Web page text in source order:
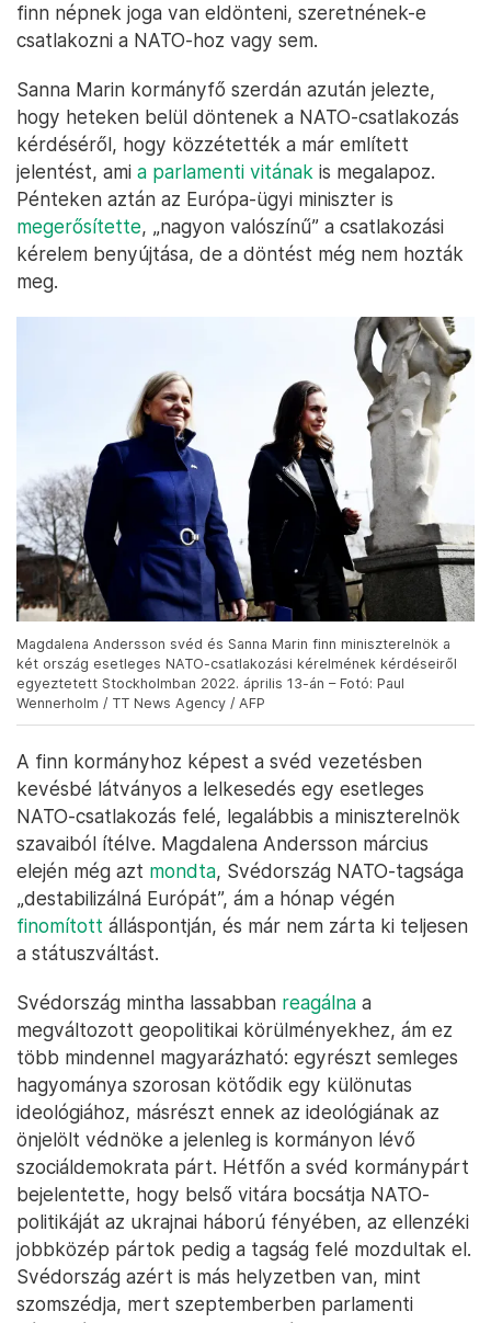
finn népnek joga van eldönteni, szeretnének-e
csatlakozni a NATO-hoz vagy sem.
Sanna Marin kormányfő szerdán azután jelezte,
hogy heteken belül döntenek a NATO-csatlakozás
kérdéséről, hogy közzétették a már említett
jelentést, ami a parlamenti vitának is megalapoz.
Pénteken aztán az Európa-ügyi miniszter is
megerősítette, „nagyon valószínű” a csatlakozási
kérelem benyújtása, de a döntést még nem hozták
meg.
Magdalena Andersson svéd és Sanna Marin finn miniszterelnök a
két ország esetleges NATO-csatlakozási kérelmének kérdéseiről
egyeztetett Stockholmban 2022. április 13-án – Fotó: Paul
Wennerholm / TT News Agency / AFP
A finn kormányhoz képest a svéd vezetésben
kevésbé látványos a lelkesedés egy esetleges
NATO-csatlakozás felé, legalábbis a miniszterelnök
szavaiból ítélve. Magdalena Andersson március
elején még azt mondta, Svédország NATO-tagsága
„destabilizálná Európát”, ám a hónap végén
finomított álláspontján, és már nem zárta ki teljesen
a státuszváltást.
Svédország mintha lassabban reagálna a
megváltozott geopolitikai körülményekhez, ám ez
több mindennel magyarázható: egyrészt semleges
hagyománya szorosan kötődik egy különutas
ideológiához, másrészt ennek az ideológiának az
önjelölt védnöke a jelenleg is kormányon lévő
szociáldemokrata párt. Hétfőn a svéd kormánypárt
bejelentette, hogy belső vitára bocsátja NATO-
politikáját az ukrajnai háború fényében, az ellenzéki
jobbközép pártok pedig a tagság felé mozdultak el.
Svédország azért is más helyzetben van, mint
szomszédja, mert szeptemberben parlamenti